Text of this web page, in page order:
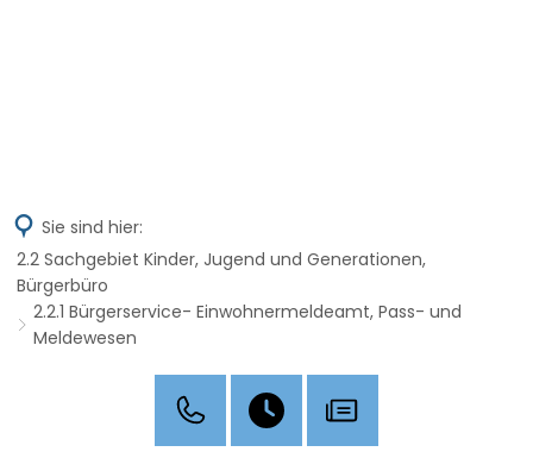
Sie sind hier:
2.2 Sachgebiet Kinder, Jugend und Generationen,
Bürgerbüro
2.2.1 Bürgerservice- Einwohnermeldeamt, Pass- und
Meldewesen